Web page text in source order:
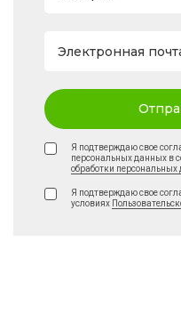
Электронная
Я подтверждаю свое
персональных данных в
обработки
Я подтверждаю свое
условиях